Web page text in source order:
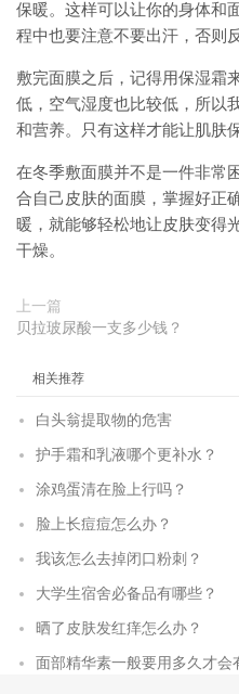
保暖。这样可以让你的身体和
程中也要注意不要出汗，否则
敷完面膜之后，记得用保湿霜
低，空气湿度也比较低，所以
和营养。只有这样才能让肌肤
在冬季敷面膜并不是一件非常
合自己皮肤的面膜，掌握好正
暖，就能够轻松地让皮肤变得
干燥。
上一篇
贝拉玻尿酸一支多少钱？
相关推荐
白头翁提取物的危害
护手霜和乳液哪个更补水？
涂鸡蛋清在脸上行吗？
脸上长痘痘怎么办？
我该怎么去掉闭口粉刺？
大学生宿舍必备品有哪些？
晒了皮肤发红痒怎么办？
面部精华素一般要用多久才会